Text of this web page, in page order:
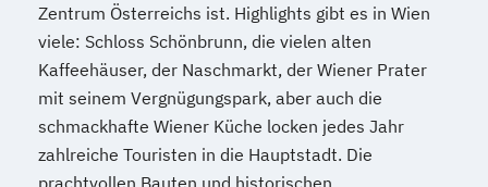
Zentrum Österreichs ist. Highlights gibt es in Wien
viele: Schloss Schönbrunn, die vielen alten
Kaffeehäuser, der Naschmarkt, der Wiener Prater
mit seinem Vergnügungspark, aber auch die
schmackhafte Wiener Küche locken jedes Jahr
zahlreiche Touristen in die Hauptstadt. Die
prachtvollen Bauten und historischen